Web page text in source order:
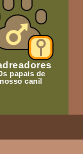
papais de
nosso canil